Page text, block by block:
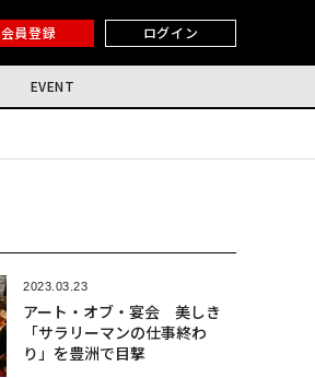
会員登録 ログイン
EVENT
2023.03.23
アート・オブ・宴会 美しき
「サラリーマンの仕事終わ
り」を豊洲で目撃